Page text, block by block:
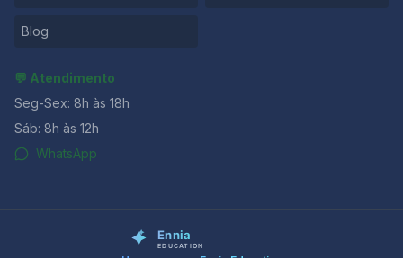
Blog
💬 Atendimento
Seg-Sex: 8h às 18h
Sáb: 8h às 12h
WhatsApp